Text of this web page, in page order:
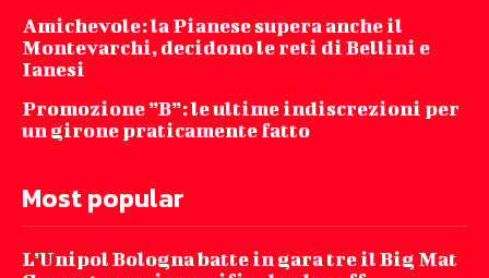
Amichevole: la Pianese supera anche il
Montevarchi, decidono le reti di Bellini e
Ianesi
Promozione ”B”: le ultime indiscrezioni per
un girone praticamente fatto
Most popular
L’Unipol Bologna batte in gara tre il Big Mat